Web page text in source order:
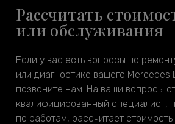
Рассчитать
или обслуживания
Если у вас есть вопросы по
или диагностике вашего Mercedes
позвоните нам. На ваши вопросы
квалифицированный специалист,
по работам, рассчитает